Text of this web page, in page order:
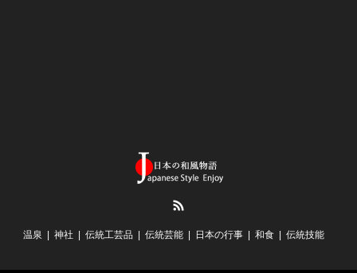
温泉 神社 伝統工芸品 伝統芸能 日本の行事 和食 伝統技能